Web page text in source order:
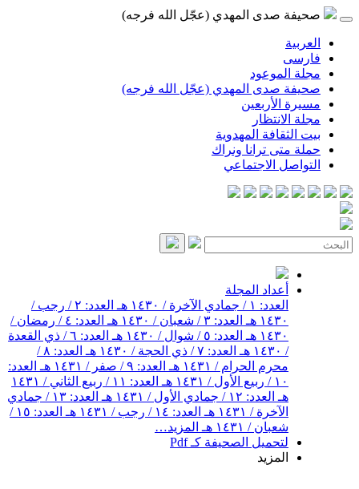
صحيفة صدى المهدي (عجّل الله فرجه)
العربية
فارسی
مجلة الموعود
صحيفة صدى المهدي (عجّل الله فرجه)
مسيرة الأربعين
مجلة الانتظار
بيت الثقافة المهدوية
حملة متى ترانا ونراك
التواصل الاجتماعي
أعداد المجلة
العدد: ١ / جمادي الآخرة / ١٤٣٠ هـ
العدد: ٢ / رجب /
١٤٣٠ هـ
العدد: ٣ / شعبان / ١٤٣٠ هـ
العدد: ٤ / رمضان /
١٤٣٠ هـ
العدد: ٥ / شوال / ١٤٣٠ هـ
العدد: ٦ / ذي القعدة
/ ١٤٣٠ هـ
العدد: ٧ / ذي الحجة / ١٤٣٠ هـ
العدد: ٨ /
محرم الحرام / ١٤٣١ هـ
العدد: ٩ / صفر / ١٤٣١ هـ
العدد:
١٠ / ربيع الأول / ١٤٣١ هـ
العدد: ١١ / ربيع الثاني / ١٤٣١
هـ العدد: ١٢ / جمادي الأول / ١٤٣١ هـ
العدد: ١٣ / جمادي
الآخرة / ١٤٣١ هـ
العدد: ١٤ / رجب / ١٤٣١ هـ
العدد: ١٥ /
شعبان / ١٤٣١ هـ
المزيد…
لتحميل الصحيفة كـ Pdf
المزيد